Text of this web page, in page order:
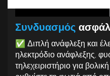
Συνδυασμός
✅ Διπλή ανάφλεξη και
ηλεκτρόδιο ανάφλεξης,
τηλεχειριστήριο για